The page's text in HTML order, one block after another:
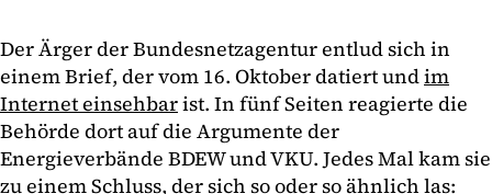
Der Ärger der Bundesnetzagentur entlud sich in
einem Brief, der vom 16. Oktober datiert undim
Internet einsehbarist. In fünf Seiten reagierte die
Behörde dort auf die Argumente der
Energieverbände BDEW und VKU. Jedes Mal kam sie
zu einem Schluss, der sich so oder so ähnlich las: